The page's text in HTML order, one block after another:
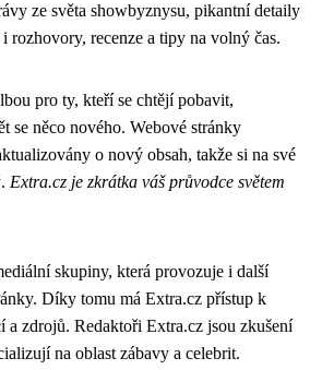
ze světa showbyznysu, pikantní detaily
rozhovory, recenze a tipy na volný čas.
pro ty, kteří se chtějí pobavit,
se něco nového. Webové stránky
o nový obsah, takže si na své
Extra.cz je zkrátka váš průvodce světem
skupiny, která provozuje i další
Díky tomu má Extra.cz přístup k
a zdrojů. Redaktoři Extra.cz jsou zkušení
na oblast zábavy a celebrit.